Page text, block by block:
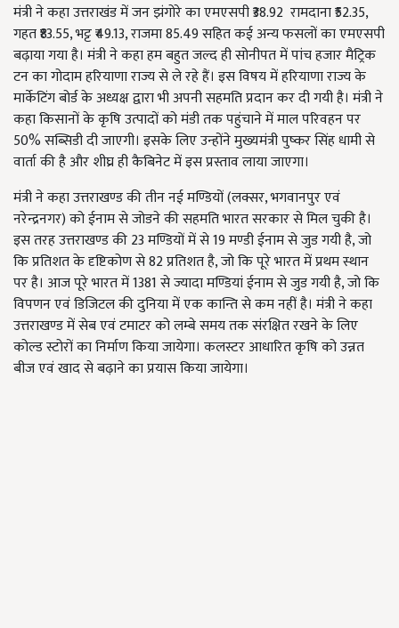
मंत्री ने कहा उत्तराखंड में जन झंगोरे का एमएसपी ₹38.92 रामदाना ₹52.35,
गहत ₹83.55, भट्ट ₹49.13, राजमा 85.49 सहित कई अन्य फसलों का एमएसपी
बढ़ाया गया है। मंत्री ने कहा हम बहुत जल्द ही सोनीपत में पांच हजार मैट्रिक
टन का गोदाम हरियाणा राज्य से ले रहे हैं। इस विषय में हरियाणा राज्य के
मार्केटिंग बोर्ड के अध्यक्ष द्वारा भी अपनी सहमति प्रदान कर दी गयी है। मंत्री ने
कहा किसानों के कृषि उत्पादों को मंडी तक पहुंचाने में माल परिवहन पर
50% सब्सिडी दी जाएगी। इसके लिए उन्होंने मुख्यमंत्री पुष्कर सिंह धामी से
वार्ता की है और शीघ्र ही कैबिनेट में इस प्रस्ताव लाया जाएगा।
मंत्री ने कहा उत्तराखण्ड की तीन नई मण्डियों (लक्सर, भगवानपुर एवं
नरेन्द्रनगर) को ईनाम से जोडने की सहमति भारत सरकार से मिल चुकी है।
इस तरह उत्तराखण्ड की 23 मण्डियों में से 19 मण्डी ईनाम से जुड गयी है, जो
कि प्रतिशत के दृष्टिकोण से 82 प्रतिशत है, जो कि पूरे भारत में प्रथम स्थान
पर है। आज पूरे भारत में 1381 से ज्यादा मण्डियां ईनाम से जुड गयी है, जो कि
विपणन एवं डिजिटल की दुनिया में एक कान्ति से कम नहीं है। मंत्री ने कहा
उत्तराखण्ड में सेब एवं टमाटर को लम्बे समय तक संरक्षित रखने के लिए
कोल्ड स्टोरों का निर्माण किया जायेगा। कलस्टर आधारित कृषि को उन्नत
बीज एवं खाद से बढ़ाने का प्रयास किया जायेगा।